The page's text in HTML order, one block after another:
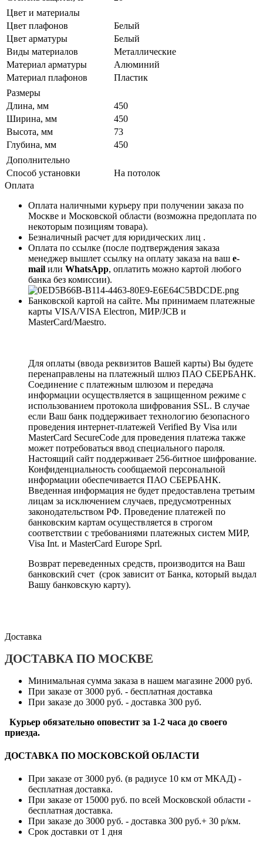
Цвет и материалы
Цвет плафонов
Белый
Цвет арматуры
Белый
Виды материалов
Металлические
Материал арматуры
Алюминий
Материал плафонов
Пластик
Размеры
Длина, мм
450
Ширина, мм
450
Высота, мм
73
Глубина, мм
450
Дополнительно
Способ установки
На потолок
Оплата
Оплата наличными курьеру при получении заказа по
Москве и Московской области (возможна предоплата по
некоторым позициям товара).
Безналичный расчет для юридических лиц .
Оплата по ссылке (после подтверждения заказа
менеджер вышлет ссылку на оплату заказа на ваш e-
mail или WhatsApp, оплатить можно картой любого
банка без комиссии).
Банковской картой на сайте. Мы принимаем платежные
карты VISA/VISA Electron, МИР/JCB и
MasterCard/Maestro.
Для оплаты (ввода реквизитов Вашей карты) Вы будете
перенаправлены на платежный шлюз ПАО СБЕРБАНК.
Соединение с платежным шлюзом и передача
информации осуществляется в защищенном режиме с
использованием протокола шифрования SSL. В случае
если Ваш банк поддерживает технологию безопасного
проведения интернет-платежей Verified By Visa или
MasterCard SecureCode для проведения платежа также
может потребоваться ввод специального пароля.
Настоящий сайт поддерживает 256-битное шифрование.
Конфиденциальность сообщаемой персональной
информации обеспечивается ПАО СБЕРБАНК.
Введенная информация не будет предоставлена третьим
лицам за исключением случаев, предусмотренных
законодательством РФ. Проведение платежей по
банковским картам осуществляется в строгом
соответствии с требованиями платежных систем МИР,
Visa Int. и MasterCard Europe Sprl.
Возврат переведенных средств, производится на Ваш
банковский счет (срок зависит от Банка, который выдал
Вашу банковскую карту).
Доставка
ДОСТАВКА ПО МОСКВЕ
Минимальная сумма заказа в нашем магазине 2000 руб.
При заказе от 3000 руб. - бесплатная доставка
При заказе до 3000 руб. - доставка 300 руб.
Курьер обязательно оповестит за 1-2 часа до своего
приезда.
ДОСТАВКА ПО МОСКОВСКОЙ ОБЛАСТИ
При заказе от 3000 руб. (в радиусе 10 км от МКАД) -
бесплатная доставка.
При заказе от 15000 руб. по всей Московской области -
бесплатная доставка.
При заказе до 3000 руб. - доставка 300 руб.+ 30 р/км.
Срок доставки от 1 дня